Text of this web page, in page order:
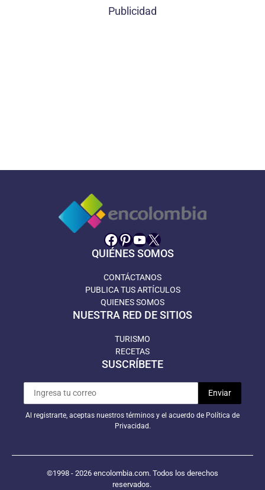
Publicidad
Facebook
Pinterest
YouTube
X
QUIÉNES SOMOS
CONTÁCTANOS
PUBLICA TUS ARTÍCULOS
QUIENES SOMOS
NUESTRA RED DE SITIOS
TURISMO
RECETAS
SUSCRÍBETE
Al registrarte, aceptas nuestros términos y el acuerdo de Política de
Privacidad.
©1998 - 2026 encolombia.com. Todos los derechos
reservados.